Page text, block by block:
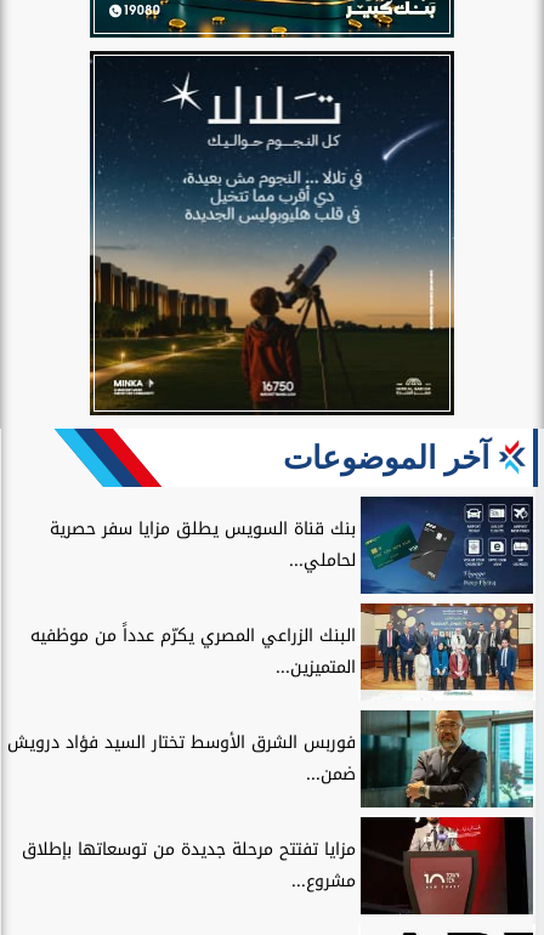
آخر الموضوعات
بنك قناة السويس يطلق مزايا سفر حصرية
لحاملي...
البنك الزراعي المصري يكرّم عدداً من موظفيه
المتميزين...
فوربس الشرق الأوسط تختار السيد فؤاد درويش
ضمن...
مزايا تفتتح مرحلة جديدة من توسعاتها بإطلاق
مشروع...